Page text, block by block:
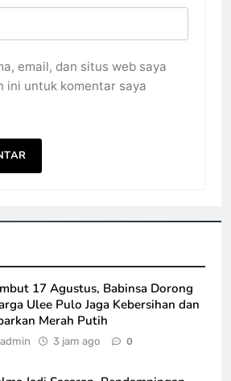
email, dan situs web saya
ini untuk komentar saya
17 Agustus, Babinsa Dorong
Ulee Pulo Jaga Kebersihan dan
Merah Putih
admin 3 jam ago 0